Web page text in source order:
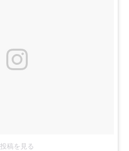
投稿を見る